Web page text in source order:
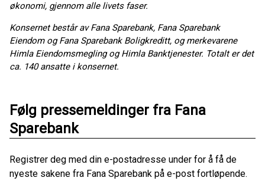
økonomi, gjennom alle livets faser.
Konsernet består av Fana Sparebank, Fana Sparebank
Eiendom og Fana Sparebank Boligkreditt, og merkevarene
Himla Eiendomsmegling og Himla Banktjenester. Totalt er det
ca. 140 ansatte i konsernet.
Følg pressemeldinger fra Fana
Sparebank
Registrer deg med din e-postadresse under for å få de
nyeste sakene fra Fana Sparebank på e-post fortløpende.